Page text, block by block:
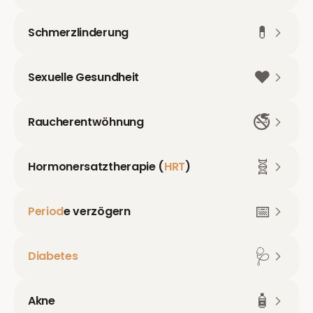
Schmerzlinderung 💊
Sexuelle Gesundheit ❤️
Raucherentwöhnung 🚭
Hormonersatztherapie (HRT) 🧬
Periode verzögern 📅
Diabetes 🩺
Akne 🧴